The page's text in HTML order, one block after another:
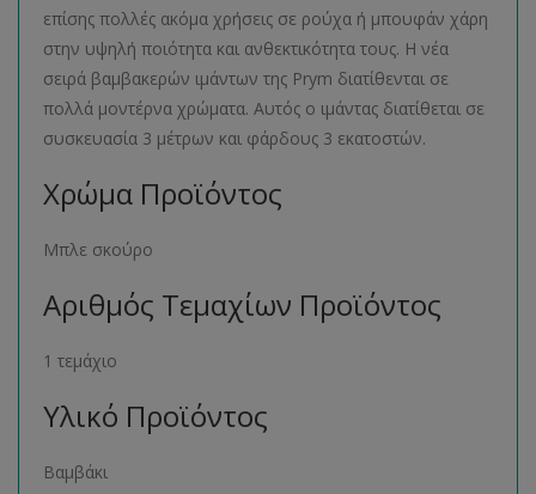
επίσης πολλές ακόμα χρήσεις σε ρούχα ή μπουφάν χάρη
στην υψηλή ποιότητα και ανθεκτικότητα τους. Η νέα
σειρά βαμβακερών ιμάντων της Prym διατίθενται σε
πολλά μοντέρνα χρώματα. Αυτός ο ιμάντας διατίθεται σε
συσκευασία 3 μέτρων και φάρδους 3 εκατοστών.
Χρώμα Προϊόντος
Μπλε σκούρο
Αριθμός Τεμαχίων Προϊόντος
1 τεμάχιο
Υλικό Προϊόντος
Βαμβάκι